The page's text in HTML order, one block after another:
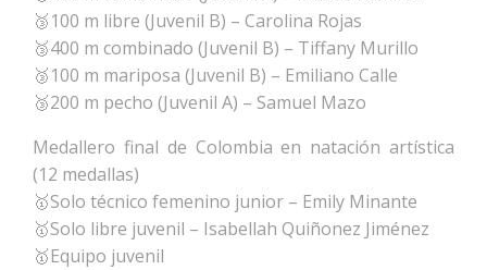
🥉100 m libre (Juvenil B) – Carolina Rojas
🥉400 m combinado (Juvenil B) – Tiffany Murillo
🥉100 m mariposa (Juvenil B) – Emiliano Calle
🥉200 m pecho (Juvenil A) – Samuel Mazo
Medallero final de Colombia en natación artística
(12 medallas)
🥇Solo técnico femenino junior – Emily Minante
🥇Solo libre juvenil – Isabellah Quiñonez Jiménez
🥇Equipo juvenil